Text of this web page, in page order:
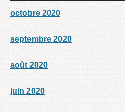
octobre 2020
septembre 2020
août 2020
juin 2020